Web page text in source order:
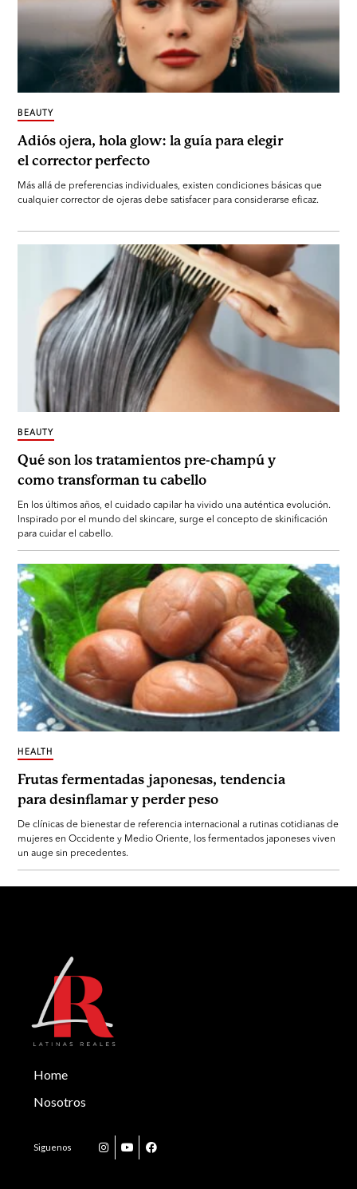
Adiós ojera, hola glow: la guía para elegir
el corrector perfecto
BEAUTY
Más allá de preferencias individuales, existen condiciones básicas que
cualquier corrector de ojeras debe satisfacer para considerarse eficaz.
Qué son los tratamientos pre-champú y
como transforman tu cabello
BEAUTY
En los últimos años, el cuidado capilar ha vivido una auténtica evolución.
Inspirado por el mundo del skincare, surge el concepto de skinificación
para cuidar el cabello.
Frutas fermentadas japonesas, tendencia
para desinflamar y perder peso
HEALTH
De clínicas de bienestar de referencia internacional a rutinas cotidianas de
mujeres en Occidente y Medio Oriente, los fermentados japoneses viven
un auge sin precedentes.
Home
Nosotros